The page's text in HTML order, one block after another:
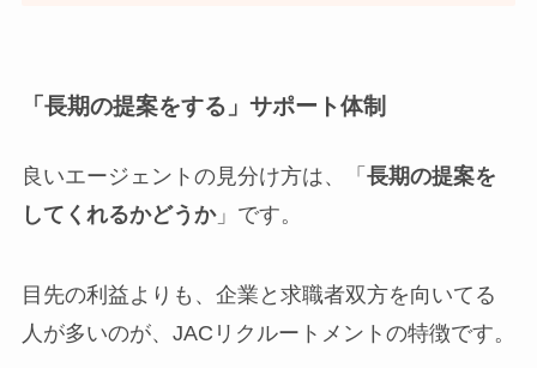
「長期の提案をする」サポート体制
良いエージェントの見分け方は、「 長期の提案を
してくれるかどうか」です。
目先の利益よりも、企業と求職者双方を向いてる
人が多いのが、JACリクルートメントの特徴です。